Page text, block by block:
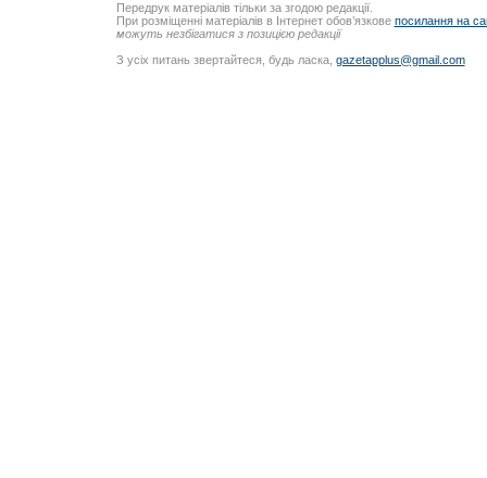
Передрук матеріалів тільки за згодою редакції.
При розміщенні матеріалів в Інтернет обов’язкове посилання на
можуть незбігатися з позицією редакції
З усіх питань звертайтеся, будь ласка, gazetapplus@gmail.com